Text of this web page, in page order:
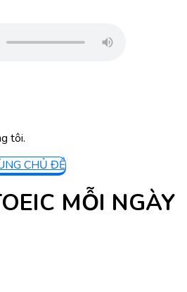
tôi.
CHỦ ĐỀ
MỖI NGÀY